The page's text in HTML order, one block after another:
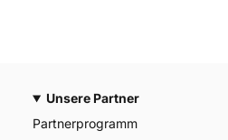
Unsere Partner
Partnerprogramm